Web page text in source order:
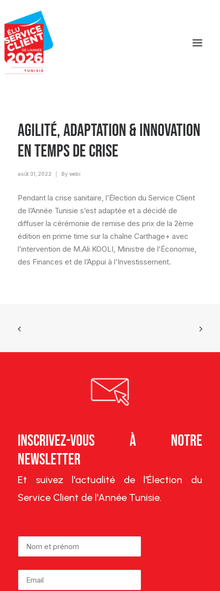
Agilité, Adaptation & Innovation
en temps de crise
août 31, 2022 By webi
Pendant la crise sanitaire, l’Élection du Service Client
de l’Année Tunisie s’est adaptée et a décidé de
diffuser la cérémonie de remise des prix de la 2ème
édition en prime time sur la chaîne Carthage+ avec
l’intervention de M.Ali KOOLI, Ministre de l’Économie,
des Finances et de l’Appui à l’Investissement.
Inscrivez-vous à notre
Newsletter
Et suivez l'actualité de l'Élection du
Service Client de l'Année Tunisie.